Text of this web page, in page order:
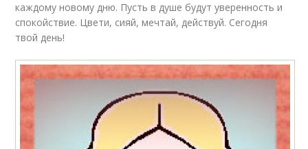
каждому новому дню. Пусть в душе будут уверенность и
спокойствие. Цвети, сияй, мечтай, действуй. Сегодня
твой день!